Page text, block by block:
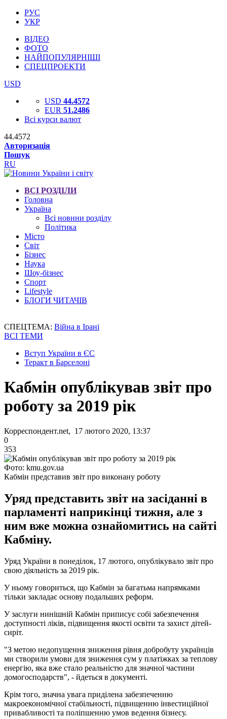
РУС
УКР
ВІДЕО
ФОТО
НАЙПОПУЛЯРНІШІ
СПЕЦПРОЕКТИ
USD
USD 44.4572
EUR 51.2486
Всі курси валют
44.4572
Авторизація
Пошук
RU
ВСІ РОЗДІЛИ
Головна
Україна
Всі новини розділу
Політика
Місто
Світ
Бізнес
Наука
Шоу-бізнес
Спорт
Lifestyle
БЛОГИ ЧИТАЧІВ
СПЕЦТЕМА: Війна в Ірані
ВСІ ТЕМИ
Вступ України в ЄС
Теракт в Барселоні
Кабмін опублікував звіт про
роботу за 2019 рік
Корреспондент.net, 17 лютого 2020, 13:37
0
353
Фото: kmu.gov.ua
Кабмін представив звіт про виконану роботу
Уряд представить звіт на засіданні в
парламенті наприкінці тижня, але з
ним вже можна ознайомитись на сайті
Кабміну.
Уряд України в понеділок, 17 лютого, опублікувало звіт про
свою діяльність за 2019 рік.
У ньому говориться, що Кабмін за багатьма напрямками
тільки закладає основу подальших реформ.
У заслуги нинішній Кабмін приписує собі забезпечення
доступності ліків, підвищення якості освіти та захист дітей-
сиріт.
"З метою недопущення зниження рівня добробуту українців
ми створили умови для зниження сум у платіжках за теплову
енергію, яка вже стало реальністю для значної частини
домогосподарств", - йдеться в документі.
Крім того, значна увага приділена забезпеченню
макроекономічної стабільності, підвищенню інвестиційної
привабливості та поліпшенню умов ведення бізнесу.